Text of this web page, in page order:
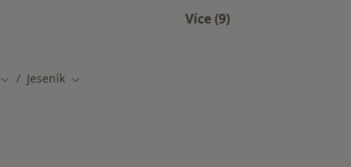
Více (9)
Změna města
Jeseník Změna města